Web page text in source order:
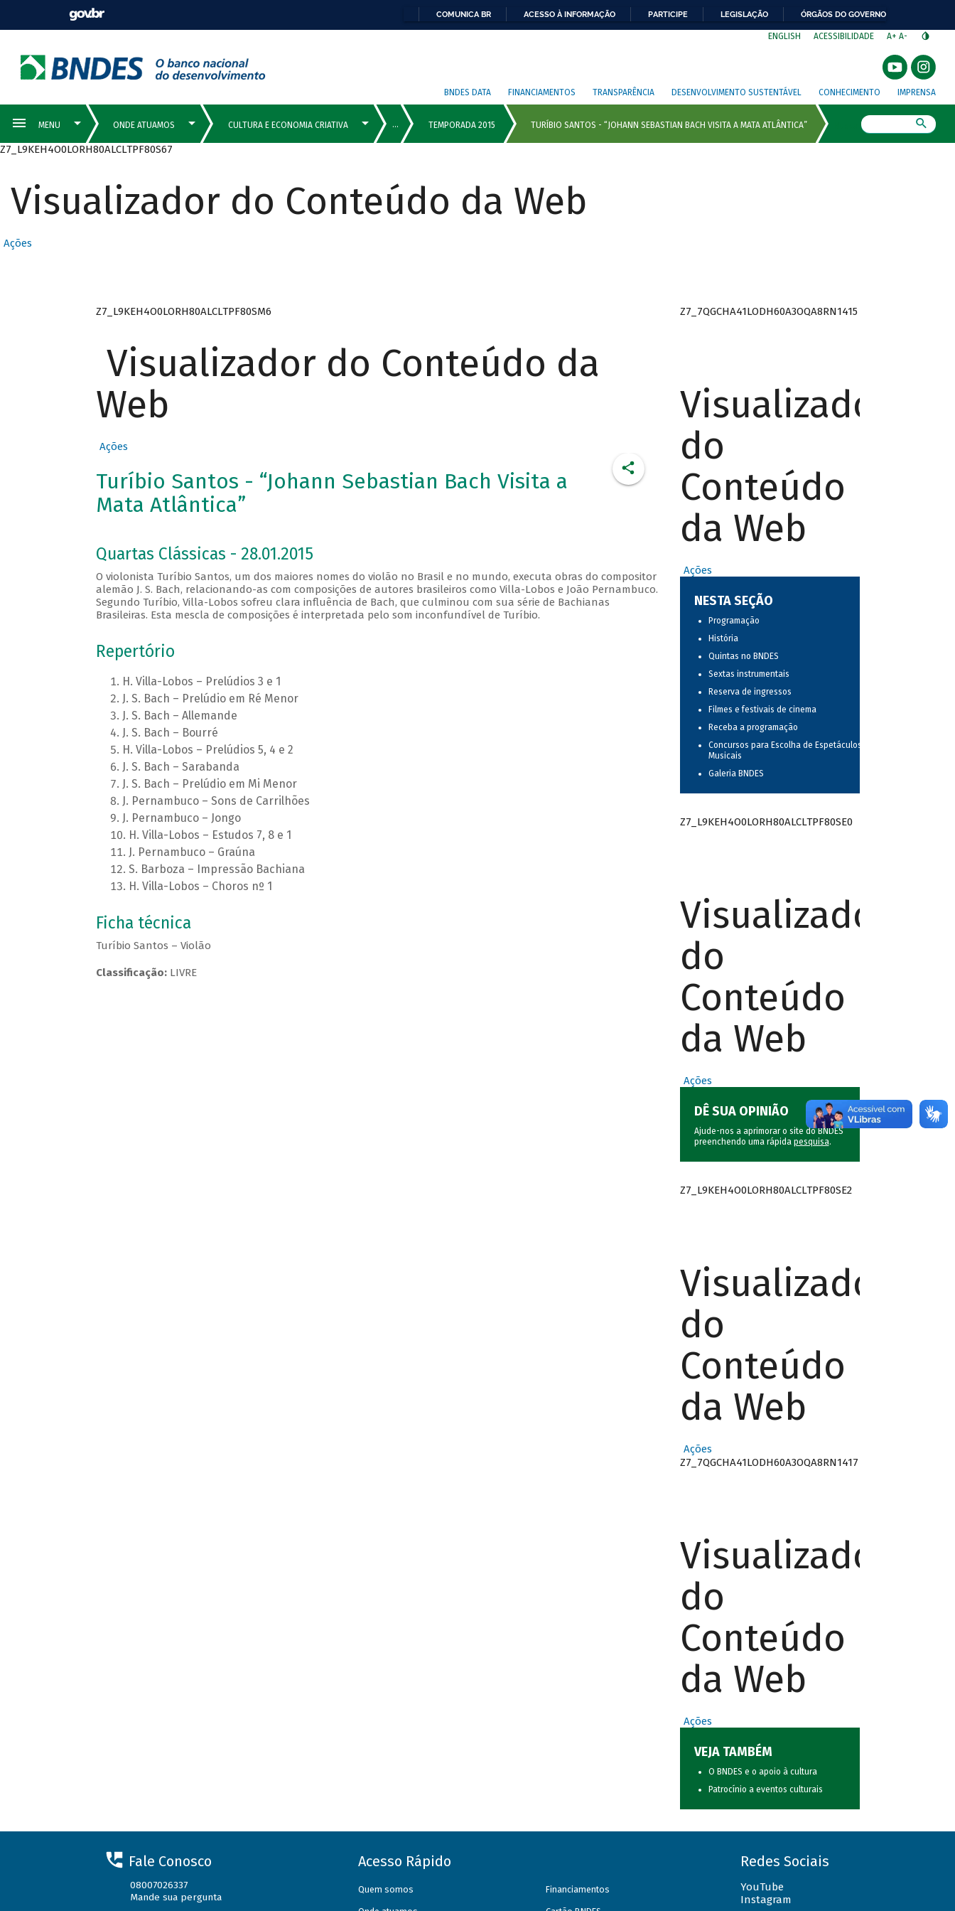
COMUNICA BR ACESSO À INFORMAÇÃO PARTICIPE LEGISLAÇÃO ÓRGÃOS DO GOVERNO
ENGLISH ACESSIBILIDADE A+ A-
BNDES DATA FINANCIAMENTOS TRANSPARÊNCIA DESENVOLVIMENTO SUSTENTÁVEL CONHECIMENTO IMPRENSA
Z7_L9KEH4O0LORH80ALCLTPF80S67
Visualizador do Conteúdo da Web
Ações
Z7_L9KEH4O0LORH80ALCLTPF80SM6
Visualizador do Conteúdo da
Web
Ações
Turíbio Santos - “Johann Sebastian Bach Visita a
Mata Atlântica”
Quartas Clássicas - 28.01.2015
O violonista Turíbio Santos, um dos maiores nomes do violão no Brasil e no mundo, executa obras do compositor
alemão J. S. Bach, relacionando-as com composições de autores brasileiros como Villa-Lobos e João Pernambuco.
Segundo Turíbio, Villa-Lobos sofreu clara influência de Bach, que culminou com sua série de Bachianas
Brasileiras. Esta mescla de composições é interpretada pelo som inconfundível de Turíbio.
Repertório
H. Villa-Lobos – Prelúdios 3 e 1
J. S. Bach – Prelúdio em Ré Menor
J. S. Bach – Allemande
J. S. Bach – Bourré
H. Villa-Lobos – Prelúdios 5, 4 e 2
J. S. Bach – Sarabanda
J. S. Bach – Prelúdio em Mi Menor
J. Pernambuco – Sons de Carrilhões
J. Pernambuco – Jongo
H. Villa-Lobos – Estudos 7, 8 e 1
J. Pernambuco – Graúna
S. Barboza – Impressão Bachiana
H. Villa-Lobos – Choros nº 1
Ficha técnica
Turíbio Santos – Violão
Classificação:LIVRE
Z7_7QGCHA41LODH60A3OQA8RN1415
Visualizador
do
Conteúdo
da Web
Ações
NESTA SEÇÃO
Programação
História
Quintas no BNDES
Sextas instrumentais
Reserva de ingressos
Filmes e festivais de cinema
Receba a programação
Concursos para Escolha de Espetáculos
Musicais
Galeria BNDES
Z7_L9KEH4O0LORH80ALCLTPF80SE0
Visualizador
do
Conteúdo
da Web
Ações
DÊ SUA OPINIÃO
Ajude-nos a aprimorar o site do BNDES
preenchendo uma rápida pesquisa.
Z7_L9KEH4O0LORH80ALCLTPF80SE2
Visualizador
do
Conteúdo
da Web
Ações
Z7_7QGCHA41LODH60A3OQA8RN1417
Visualizador
do
Conteúdo
da Web
Ações
VEJA TAMBÉM
O BNDES e o apoio à cultura
Patrocínio a eventos culturais
Fale Conosco
08007026337
Mande sua pergunta
Acesso Rápido
Quem somos Financiamentos
Redes Sociais
YouTube
Instagram